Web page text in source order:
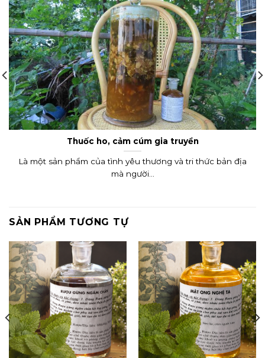
Thuốc ho, cảm cúm gia truyền
Là một sản phẩm của tình yêu thương và tri thức bản địa
mà người...
SẢN PHẨM TƯƠNG TỰ